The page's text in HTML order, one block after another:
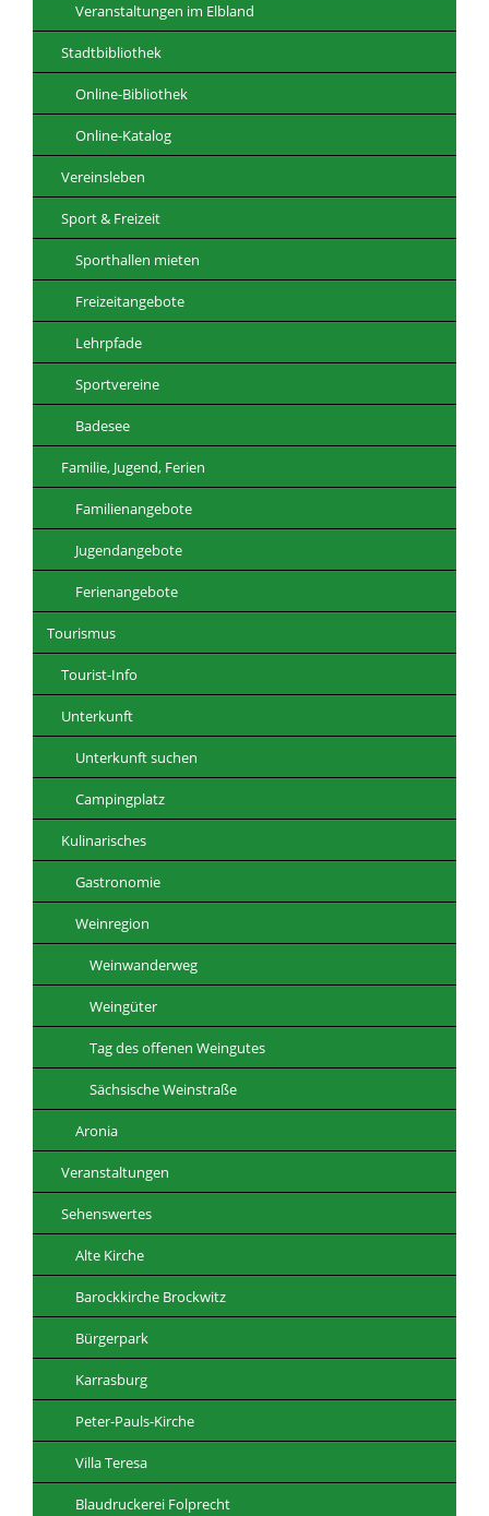
Veranstaltungen im Elbland
Stadtbibliothek
Online-Bibliothek
Online-Katalog
Vereinsleben
Sport & Freizeit
Sporthallen mieten
Freizeitangebote
Lehrpfade
Sportvereine
Badesee
Familie, Jugend, Ferien
Familienangebote
Jugendangebote
Ferienangebote
Tourismus
Tourist-Info
Unterkunft
Unterkunft suchen
Campingplatz
Kulinarisches
Gastronomie
Weinregion
Weinwanderweg
Weingüter
Tag des offenen Weingutes
Sächsische Weinstraße
Aronia
Veranstaltungen
Sehenswertes
Alte Kirche
Barockkirche Brockwitz
Bürgerpark
Karrasburg
Peter-Pauls-Kirche
Villa Teresa
Blaudruckerei Folprecht